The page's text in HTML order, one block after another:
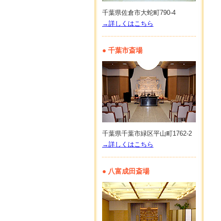
千葉県佐倉市大蛇町790-4
→詳しくはこちら
● 千葉市斎場
千葉県千葉市緑区平山町1762-2
→詳しくはこちら
● 八富成田斎場